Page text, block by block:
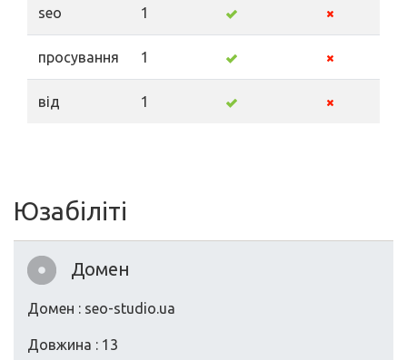
seo 1
просування 1
від 1
Юзабіліті
Домен
Домен : seo-studio.ua
Довжина : 13